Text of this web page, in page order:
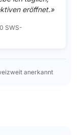
eröffnet.»
SWS-
anerkannt